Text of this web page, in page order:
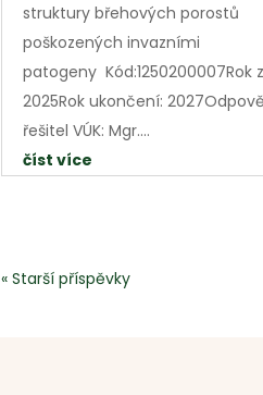
struktury břehových porostů
poškozených invazními
patogeny Kód:1250200007Rok
2025Rok ukončení:
řešitel VÚK: Mgr....
číst více
« Starší příspěvky